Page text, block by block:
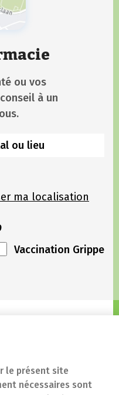
le présent site
nécessaires sont
ou vos
à un
ma localisation
Vaccination Grippe
cas d'urgence